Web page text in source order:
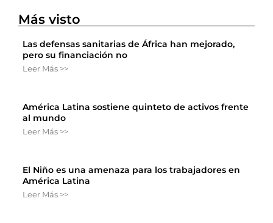
Más visto
Las defensas sanitarias de África han mejorado,
pero su financiación no
Leer Más >>
América Latina sostiene quinteto de activos frente
al mundo
Leer Más >>
El Niño es una amenaza para los trabajadores en
América Latina
Leer Más >>